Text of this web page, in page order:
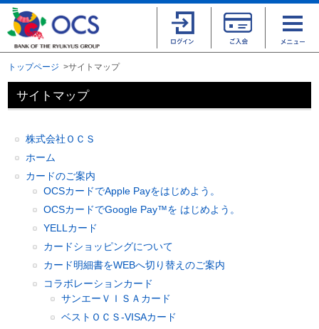
トップページ サイトマップ
サイトマップ
株式会社ＯＣＳ
ホーム
カードのご案内
OCSカードでApple Payをはじめよう。
OCSカードでGoogle Pay™を はじめよう。
YELLカード
カードショッピングについて
カード明細書をWEBへ切り替えのご案内
コラボレーションカード
サンエーＶＩＳＡカード
ベストＯＣＳ-VISAカード